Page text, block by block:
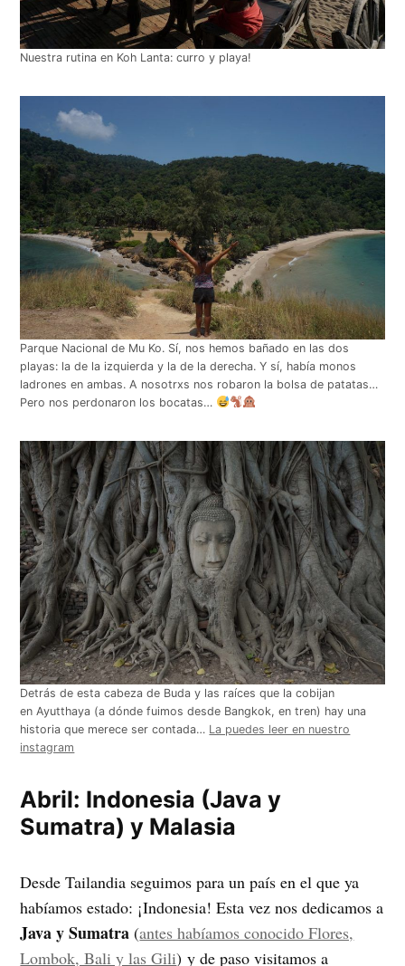
Nuestra rutina en Koh Lanta: curro y playa!
Parque Nacional de Mu Ko. Sí, nos hemos bañado en las dos
playas: la de la izquierda y la de la derecha. Y sí, había monos
ladrones en ambas. A nosotrxs nos robaron la bolsa de patatas…
Pero nos perdonaron los bocatas…
Detrás de esta cabeza de Buda y las raíces que la cobijan
en Ayutthaya (a dónde fuimos desde Bangkok, en tren) hay una
historia que merece ser contada… La puedes leer en nuestro
instagram
Abril: Indonesia (Java y
Sumatra) y Malasia
Desde Tailandia seguimos para un país en el que ya
habíamos estado: ¡Indonesia! Esta vez nos dedicamos a
Java y Sumatra(antes habíamos conocido Flores,
Lombok, Bali y las Gili) y de paso visitamos a